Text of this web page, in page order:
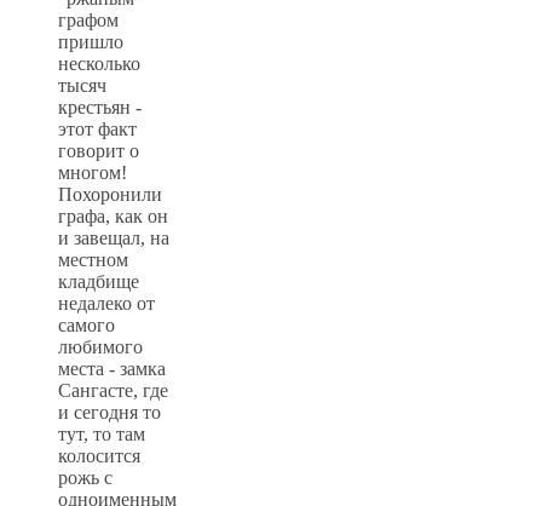
графом
пришло
несколько
тысяч
крестьян -
этот факт
говорит о
многом!
Похоронили
графа, как он
и завещал, на
местном
кладбище
недалеко от
самого
любимого
места - замка
Сангасте, где
и сегодня то
тут, то там
колосится
рожь с
одноименным